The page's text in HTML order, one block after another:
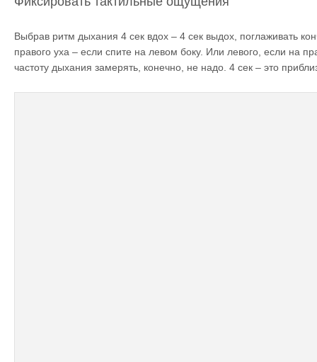
Выбрав ритм дыхания 4 сек вдох – 4 сек выдох, поглаживать
правого уха – если спите на левом боку. Или левого, если на
частоту дыхания замерять, конечно, не надо. 4 сек – это